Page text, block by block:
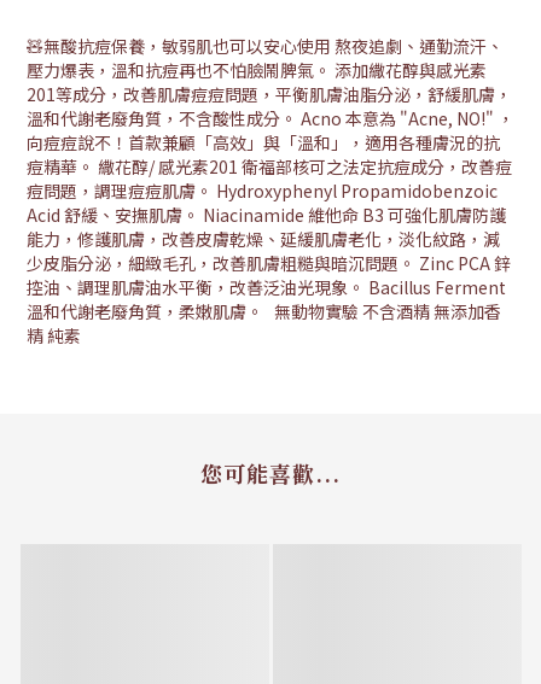
🧸無酸抗痘保養，敏弱肌也可以安心使用 熬夜追劇、通勤流汗、
壓力爆表，溫和抗痘再也不怕臉鬧脾氣。 添加繖花醇與感光素
201等成分，改善肌膚痘痘問題，平衡肌膚油脂分泌，舒緩肌膚，
溫和代謝老廢角質，不含酸性成分。 Acno 本意為 "Acne, NO!" ，
向痘痘說不！首款兼顧「高效」與「溫和」，適用各種膚況的抗
痘精華。 繖花醇/ 感光素201 衛福部核可之法定抗痘成分，改善痘
痘問題，調理痘痘肌膚。 Hydroxyphenyl Propamidobenzoic
Acid 舒緩、安撫肌膚。 Niacinamide 維他命 B3 可強化肌膚防護
能力，修護肌膚，改善皮膚乾燥、延緩肌膚老化，淡化紋路，減
少皮脂分泌，細緻毛孔，改善肌膚粗糙與暗沉問題。 Zinc PCA 鋅
控油、調理肌膚油水平衡，改善泛油光現象。 Bacillus Ferment
溫和代謝老廢角質，柔嫩肌膚。 無動物實驗 不含酒精 無添加香
精 純素
您可能喜歡...